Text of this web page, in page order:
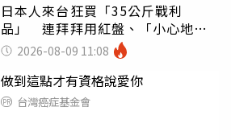
日本人來台狂買「35公斤戰利
品」 連拜拜用紅盤、「小心地
滑」告示牌也帶回家
2026-08-09 11:08
做到這點才有資格說愛你
台灣癌症基金會